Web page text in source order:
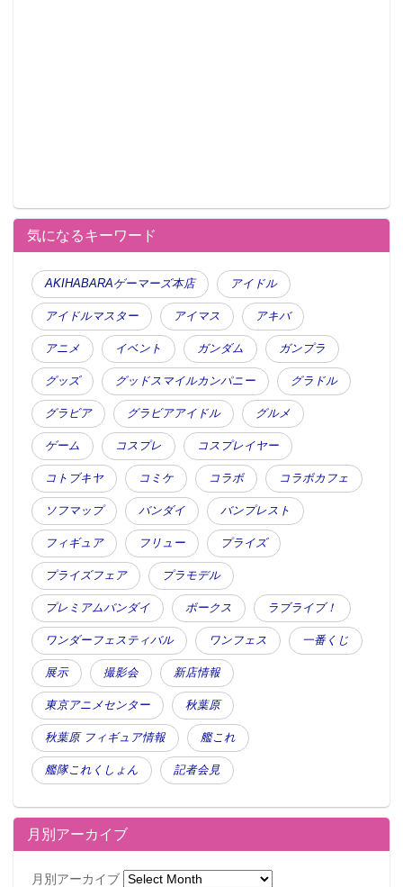
気になるキーワード
AKIHABARAゲーマーズ本店 アイドル
アイドルマスター アイマス アキバ
アニメ イベント ガンダム ガンプラ
グッズ グッドスマイルカンパニー グラドル
グラビア グラビアアイドル グルメ
ゲーム コスプレ コスプレイヤー
コトブキヤ コミケ コラボ コラボカフェ
ソフマップ バンダイ バンプレスト
フィギュア フリュー プライズ
プライズフェア プラモデル
プレミアムバンダイ ボークス ラブライブ！
ワンダーフェスティバル ワンフェス 一番くじ
展示 撮影会 新店情報
東京アニメセンター 秋葉原
秋葉原 フィギュア情報 艦これ
艦隊これくしょん 記者会見
月別アーカイブ
月別アーカイブ